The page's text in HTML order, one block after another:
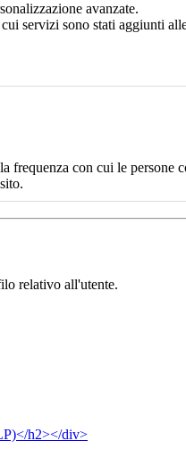
avanzate.
servizi sono stati aggiunti
con cui le
relativo all'utente.